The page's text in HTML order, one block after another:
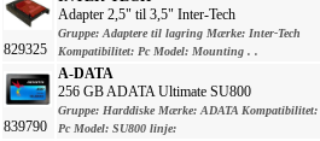
829325
Adapter 2,5" til 3,5" Inter-Tech
Gruppe:Adaptere til lagring Mærke: Inter-Tech
Kompatibilitet: Pc Model: Mounting . .
839790
A-DATA
256 GB ADATA Ultimate SU800
Gruppe: Harddiske Mærke:ADATA Kompatibilitet:
Pc Model: SU800 linje: